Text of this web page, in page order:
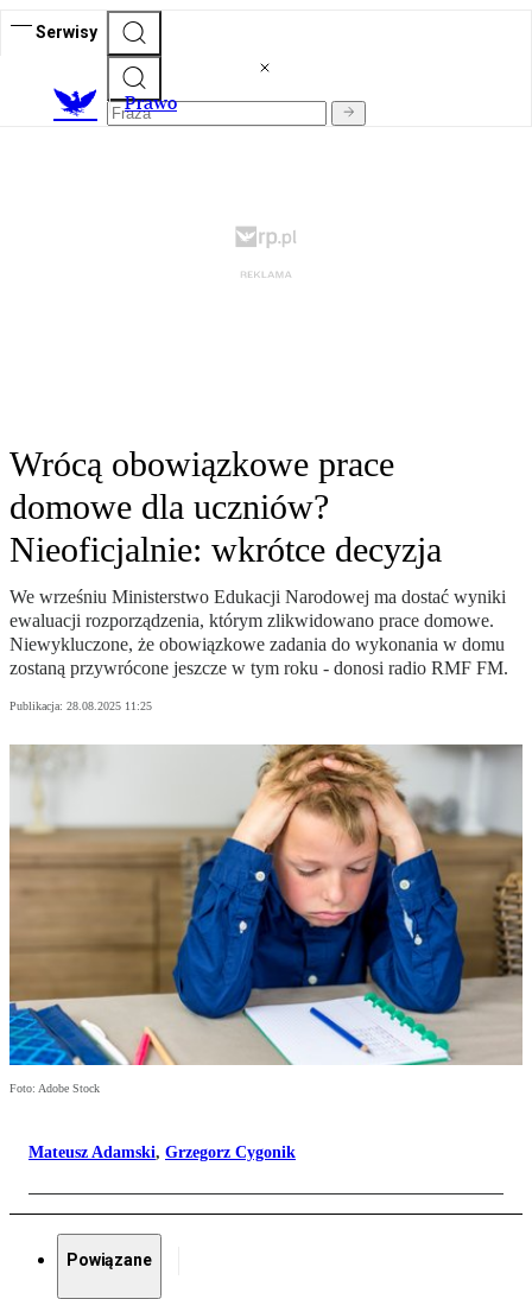
Serwisy
Prawo
Wrócą obowiązkowe prace
domowe dla uczniów?
Nieoficjalnie: wkrótce decyzja
We wrześniu Ministerstwo Edukacji Narodowej ma dostać wyniki
ewaluacji rozporządzenia, którym zlikwidowano prace domowe.
Niewykluczone, że obowiązkowe zadania do wykonania w domu
zostaną przywrócone jeszcze w tym roku - donosi radio RMF FM.
Publikacja: 28.08.2025 11:25
Foto: Adobe Stock
Mateusz Adamski, Grzegorz Cygonik
Powiązane